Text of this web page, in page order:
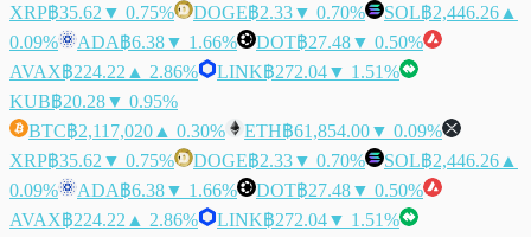
XRP฿35.62 ▼ 0.75% DOGE฿2.33▼ 0.70% SOL฿2,446.26 ▲
0.09%
ADA฿6.38▼ 1.66% DOT฿27.48▼ 0.50%
AVAX฿224.22 ▲ 2.86% LINK฿272.04▼ 1.51%
KUB฿20.28▼ 0.95%
BTC฿2,117,020 ▲ 0.30% ETH฿61,854.00▼ 0.09%
XRP฿35.62 ▼ 0.75% DOGE฿2.33▼ 0.70% SOL฿2,446.26 ▲
0.09%
ADA฿6.38▼ 1.66% DOT฿27.48▼ 0.50%
AVAX฿224.22 ▲ 2.86% LINK฿272.04▼ 1.51%